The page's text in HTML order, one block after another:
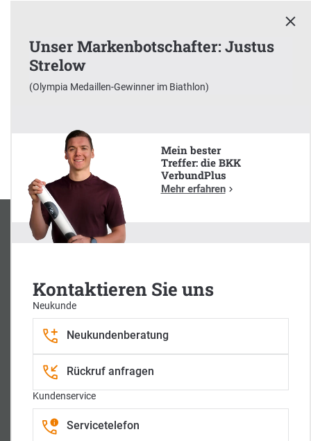
Kontaktieren Sie uns
Neukunde
Neukundenberatung
Rückruf anfragen
Kundenservice
Servicetelefon
Unser Markenbotschafter: Justus
Strelow
(Olympia Medaillen-Gewinner im Biathlon)
Mein bester
Treffer: die BKK
VerbundPlus
Mehr erfahren
Unser Markenbotschafter:
(Olympia Medaillen-Gewinner im Biathlon)
Zentrale Postanschrift
BKK VerbundPlus
Zeppelinring 13
88400 Biberach
z
u
z
u